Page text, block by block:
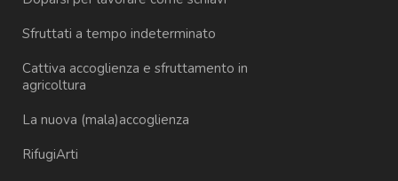
Sfruttati a tempo indeterminato
Cattiva accoglienza e sfruttamento in
agricoltura
La nuova (mala)accoglienza
RifugiArti